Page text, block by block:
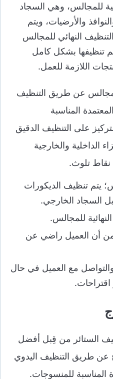
للمجالس، وهي السجاد
والأرضيات، ويتم
النهائي للمجالس
تنظيفها بشكل كامل
اللازمة للعمل.
للمجالس عن طريق التنظيف
المناسبة
على التنظيف الدقيق
الداخلية والخارجية
نقاط تلوث.
يتم تنظيف الديكورات
السجاد الخارجي.
للمجالس.
من أن العميل راضي عن
والتواصل مع العميل في حال
الستائر من قِبل أفضل
عن طريق التنظيف اليدوي
المناسبة للمنسوجات.